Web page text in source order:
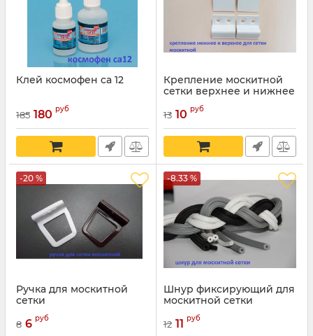
Клей космофен ca 12
185 180 руб
Крепление москитной
сетки верхнее и нижнее
11345
13 10 руб
-20 %
Ручка для москитной
сетки
8 6 руб
-8.33 %
Шнур фиксирующий для
москитной сетки
12 11 руб